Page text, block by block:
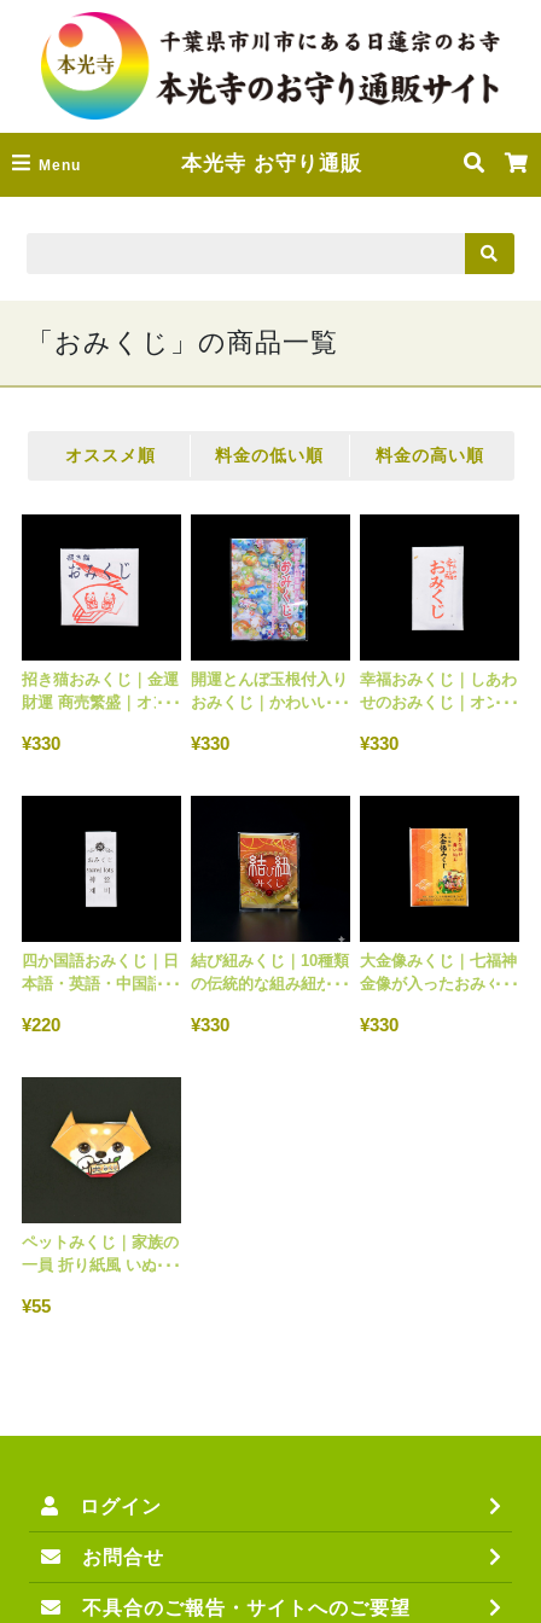
Menu 本光寺 お守り通販
「おみくじ」の商品一覧
オススメ順 料金の低い順 料金の高い順
招き猫おみくじ｜金運
財運 商売繁盛｜オン
¥330
開運とんぼ玉根付入り
おみくじ｜かわいいお
与所 No.239
¥330
幸福おみくじ｜しあわ
せのおみくじ｜オンラ
¥330
四か国語おみくじ｜日
本語・英語・中国語・
与所 No.240
¥220
結び紐みくじ｜10種類
の伝統的な組み紐が入
イン授与所 No.489
¥330
大金像みくじ｜七福神
金像が入ったおみくじ
No.488
¥330
ペットみくじ｜家族の
一員 折り紙風 いぬみ
ンライン授与所
¥55
ログイン
お問合せ
不具合のご報告・サイトへのご要望